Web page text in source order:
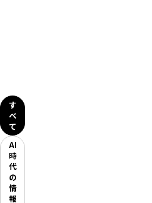
す
べ
て
AI
時
代
の
情
報